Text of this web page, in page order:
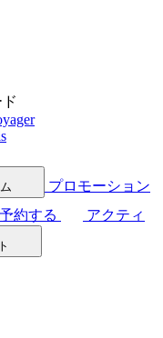
プロモーション
約する
アクティ